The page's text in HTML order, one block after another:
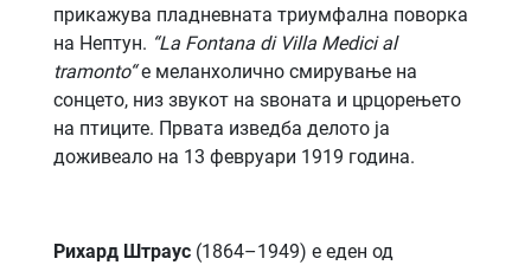
прикажува пладневната триумфална поворка
на Нептун. “La Fontana di Villa Medici al
tramonto“е меланхолично смирување на
сонцето, низ звукот на ѕвоната и црцорењето
на птиците. Првата изведба делото ја
доживеало на 13 февруари 1919 година.
Рихард Штраус (1864–1949) е еден од